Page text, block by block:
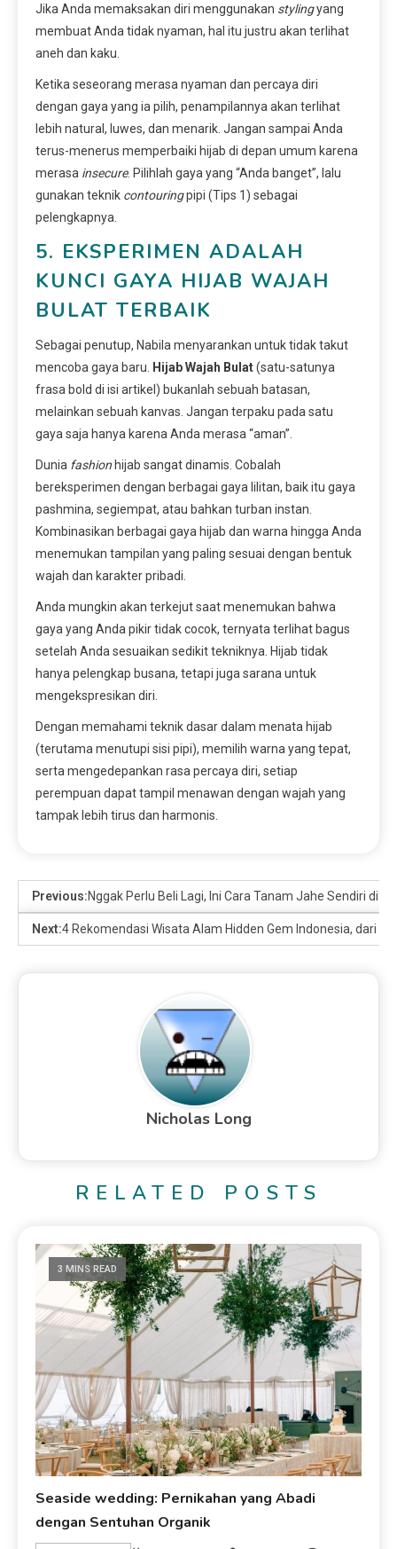
Jika Anda memaksakan diri menggunakan stylingyang
membuat Anda tidak nyaman, hal itu justru akan terlihat
aneh dan kaku.
Ketika seseorang merasa nyaman dan percaya diri
dengan gaya yang ia pilih, penampilannya akan terlihat
lebih natural, luwes, dan menarik. Jangan sampai Anda
terus-menerus memperbaiki hijab di depan umum karena
merasa insecure. Pilihlah gaya yang “Anda banget”, lalu
gunakan teknik contouringpipi (Tips 1) sebagai
pelengkapnya.
5. EKSPERIMEN ADALAH
KUNCI GAYA HIJAB WAJAH
BULAT TERBAIK
Sebagai penutup, Nabila menyarankan untuk tidak takut
mencoba gaya baru.
Hijab Wajah Bulat(satu-satunya
frasa bold di isi artikel) bukanlah sebuah batasan,
melainkan sebuah kanvas. Jangan terpaku pada satu
gaya saja hanya karena Anda merasa “aman”.
Dunia fashion hijab sangat dinamis. Cobalah
bereksperimen dengan berbagai gaya lilitan, baik itu gaya
pashmina, segiempat, atau bahkan turban instan.
Kombinasikan berbagai gaya hijab dan warna hingga Anda
menemukan tampilan yang paling sesuai dengan bentuk
wajah dan karakter pribadi.
Anda mungkin akan terkejut saat menemukan bahwa
gaya yang Anda pikir tidak cocok, ternyata terlihat bagus
setelah Anda sesuaikan sedikit tekniknya. Hijab tidak
hanya pelengkap busana, tetapi juga sarana untuk
mengekspresikan diri.
Dengan memahami teknik dasar dalam menata hijab
(terutama menutupi sisi pipi), memilih warna yang tepat,
serta mengedepankan rasa percaya diri, setiap
perempuan dapat tampil menawan dengan wajah yang
tampak lebih tirus dan harmonis.
Previous:Nggak Perlu Beli Lagi, Ini Cara Tanam Jahe Sendiri di
Next:4 Rekomendasi Wisata Alam Hidden Gem Indonesia, dari
Nicholas Long
RELATED POSTS
3 MINS READ
Seaside wedding: Pernikahan yang Abadi
dengan Sentuhan Organik